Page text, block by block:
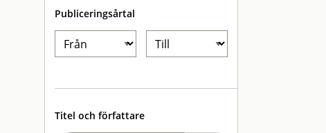
Publiceringsårtal
Titel och författare